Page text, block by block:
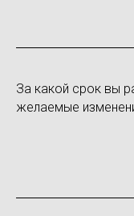
За какой срок вы
желаемые